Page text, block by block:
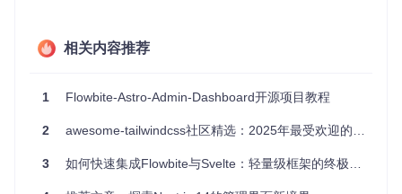
应用场景
系统，例如：
数据分析平台
B2B应用
相关内容推荐
1 Flowbite-Astro-Admin-Dashboard开源项目教程
2 awesome-tailwindcss社区精选：2025年最受欢迎的资源推荐
3 如何快速集成Flowbite与Svelte：轻量级框架的终极指南